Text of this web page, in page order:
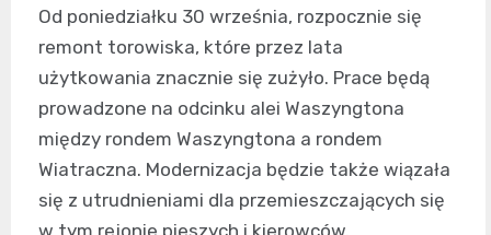
Od poniedziałku 30 września, rozpocznie się
remont torowiska, które przez lata
użytkowania znacznie się zużyło. Prace będą
prowadzone na odcinku alei Waszyngtona
między rondem Waszyngtona a rondem
Wiatraczna. Modernizacja będzie także wiązała
się z utrudnieniami dla przemieszczających się
w tym rejonie pieszych i kierowców.